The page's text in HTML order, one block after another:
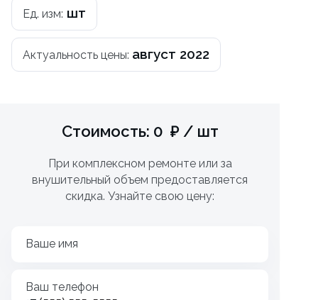
Ед. изм: шт
Актуальность цены: август 2022
Стоимость: 0 ₽ / шт
При комплексном ремонте или за
внушительный объем предоставляется
скидка. Узнайте свою цену:
Ваше имя
Ваш телефон